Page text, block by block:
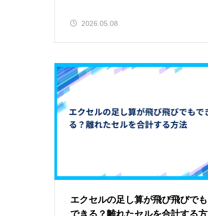
2026.05.08
エクセルの足し算が飛び飛びでも
できる？離れたセルを合計する方